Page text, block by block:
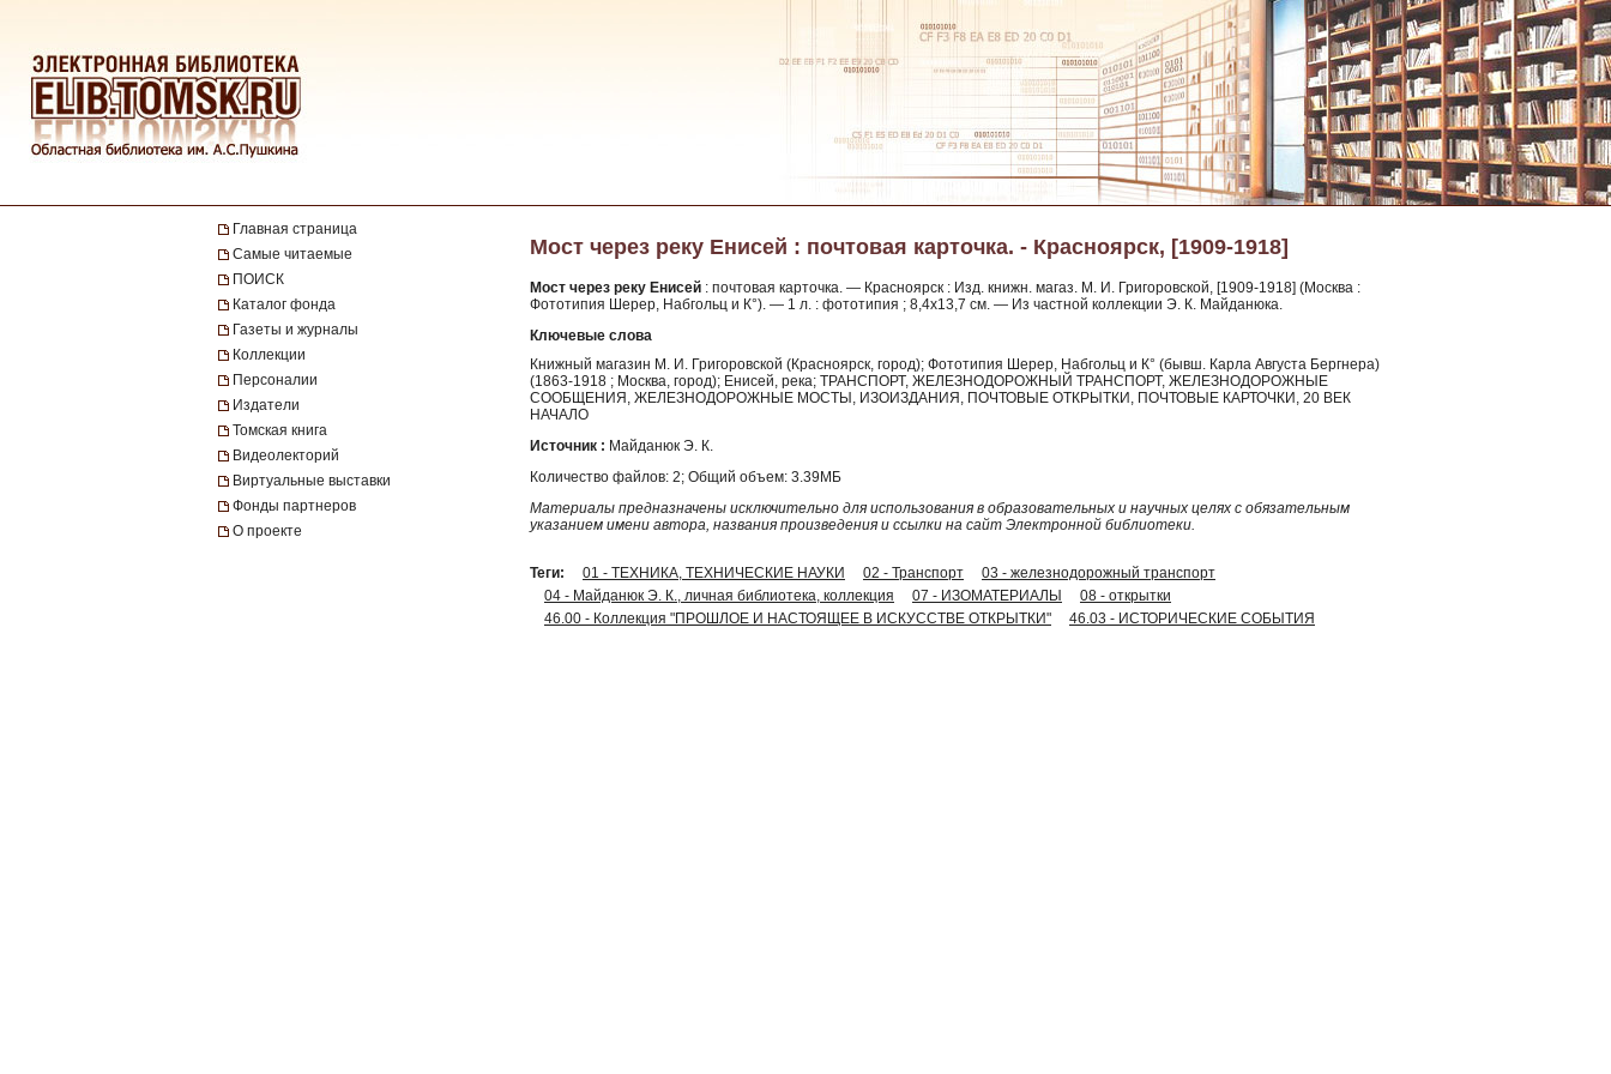
Главная страница
Самые читаемые
ПОИСК
Каталог фонда
Газеты и журналы
Коллекции
Персоналии
Издатели
Томская книга
Видеолекторий
Виртуальные выставки
Фонды партнеров
О проекте
Мост через реку Енисей : почтовая карточка. - Красноярск, [1909-1918]
Мост через реку Енисей : почтовая карточка. — Красноярск : Изд. книжн. магаз. М. И. Григоровской, [1909-1918] (Москва :
Фототипия Шерер, Набгольц и К°). — 1 л. : фототипия ; 8,4х13,7 см. — Из частной коллекции Э. К. Майданюка.
Ключевые слова
Книжный магазин М. И. Григоровской (Красноярск, город); Фототипия Шерер, Набгольц и К° (бывш. Карла Августа Бергнера)
(1863-1918 ; Москва, город); Енисей, река; ТРАНСПОРТ, ЖЕЛЕЗНОДОРОЖНЫЙ ТРАНСПОРТ, ЖЕЛЕЗНОДОРОЖНЫЕ
СООБЩЕНИЯ, ЖЕЛЕЗНОДОРОЖНЫЕ МОСТЫ, ИЗОИЗДАНИЯ, ПОЧТОВЫЕ ОТКРЫТКИ, ПОЧТОВЫЕ КАРТОЧКИ, 20 ВЕК
НАЧАЛО
Источник : Майданюк Э. К.
Количество файлов: 2; Общий объем: 3.39МБ
Материалы предназначены исключительно для использования в образовательных и научных целях с обязательным
указанием имени автора, названия произведения и ссылки на сайт Электронной библиотеки.
Теги: 01 - ТЕХНИКА, ТЕХНИЧЕСКИЕ НАУКИ 02 - Транспорт
03 - железнодорожный транспорт
04 - Майданюк Э. К., личная библиотека, коллекция
07 - ИЗОМАТЕРИАЛЫ
08 - открытки
46.00 - Коллекция "ПРОШЛОЕ И НАСТОЯЩЕЕ В ИСКУССТВЕ ОТКРЫТКИ"
46.03 - ИСТОРИЧЕСКИЕ СОБЫТИЯ